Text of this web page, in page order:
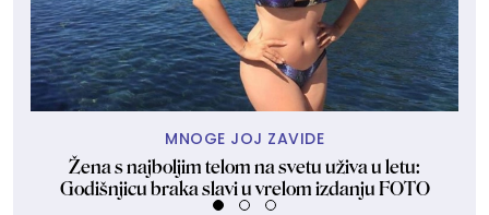
MNOGE JOJ ZAVIDE
Žena s najboljim telom na svetu uživa u letu:
Godišnjicu braka slavi u vrelom izdanju FOTO